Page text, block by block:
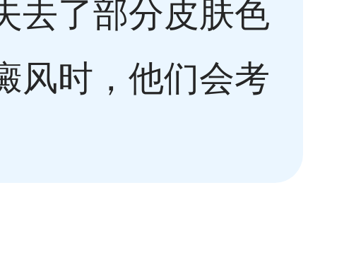
去了部分皮肤色
风时，他们会考